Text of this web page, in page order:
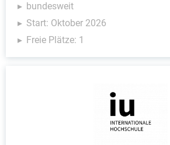
bundesweit
Start: Oktober 2026
Freie Plätze: 1